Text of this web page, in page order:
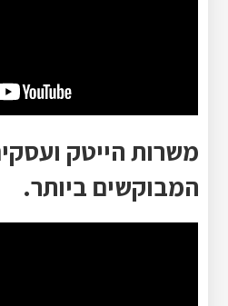
משרות הייטק
המבוקשים ביותר.